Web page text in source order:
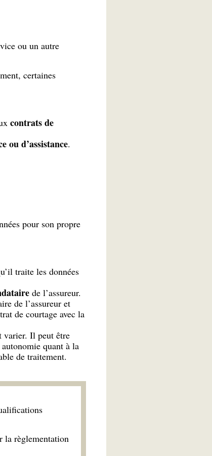
ou un autre
certaines
contrats de
ou d’assistance.
pour son propre
traite les données
de l’assureur.
de l’assureur et
de courtage avec la
varier. Il peut être
quant à la
de traitement.
la règlementation